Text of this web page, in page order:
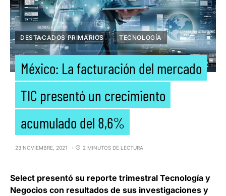
DESTACADOS PRIMARIOS TECNOLOGÍA
México: La facturación del mercado
TIC presentó un crecimiento
acumulado del 8,6%
23 NOVIEMBRE, 2021 2 MINUTOS DE LECTURA
Select presentó su reporte trimestral Tecnología y
Negocios con resultados de sus investigaciones y